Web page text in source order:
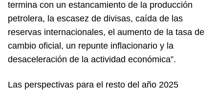
termina con un estancamiento de la producción
petrolera, la escasez de divisas, caída de las
reservas internacionales, el aumento de la tasa de
cambio oficial, un repunte inflacionario y la
desaceleración de la actividad económica”.
Las perspectivas para el resto del año 2025